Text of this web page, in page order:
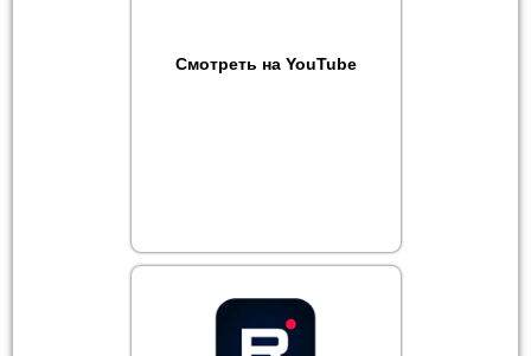
Смотреть на YouTube